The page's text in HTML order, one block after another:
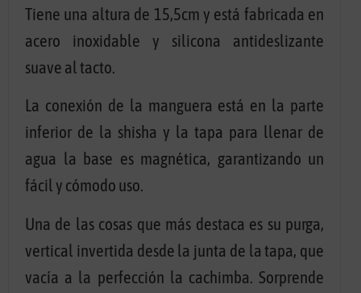
Tiene una altura de 15,5cm y está fabricada en
acero inoxidable y silicona antideslizante
suave al tacto.
La conexión de la manguera está en la parte
inferior de la shisha y la tapa para llenar de
agua la base es magnética, garantizando un
fácil y cómodo uso.
Una de las cosas que más destaca es su purga,
vertical invertida desde la junta de la tapa, que
vacía a la perfección la cachimba. Sorprende